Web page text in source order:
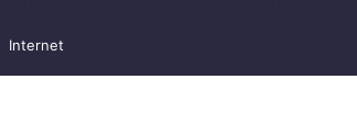
Internet